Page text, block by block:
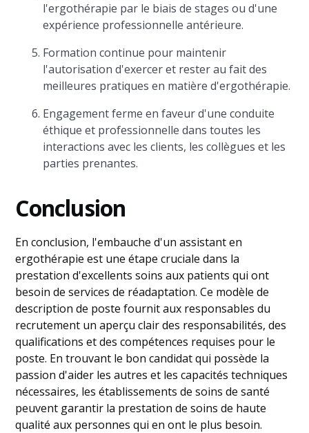
l'ergothérapie par le biais de stages ou d'une
expérience professionnelle antérieure.
Formation continue pour maintenir
l'autorisation d'exercer et rester au fait des
meilleures pratiques en matière d'ergothérapie.
Engagement ferme en faveur d'une conduite
éthique et professionnelle dans toutes les
interactions avec les clients, les collègues et les
parties prenantes.
Conclusion
En conclusion, l'embauche d'un assistant en
ergothérapie est une étape cruciale dans la
prestation d'excellents soins aux patients qui ont
besoin de services de réadaptation. Ce modèle de
description de poste fournit aux responsables du
recrutement un aperçu clair des responsabilités, des
qualifications et des compétences requises pour le
poste. En trouvant le bon candidat qui possède la
passion d'aider les autres et les capacités techniques
nécessaires, les établissements de soins de santé
peuvent garantir la prestation de soins de haute
qualité aux personnes qui en ont le plus besoin.